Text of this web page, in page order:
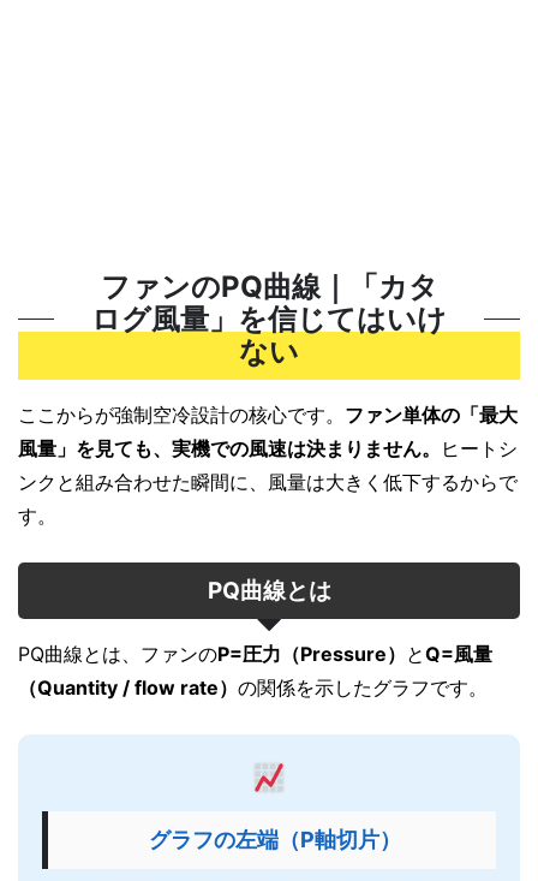
ファンのPQ曲線｜「カタ
ログ風量」を信じてはいけ
ない
ここからが強制空冷設計の核心です。 ファン単体の「最大
風量」を見ても、実機での風速は決まりません。
ヒートシ
ンクと組み合わせた瞬間に、風量は大きく低下するからで
す。
PQ曲線とは
PQ曲線とは、ファンのP=圧力（Pressure） とQ=風量
（Quantity / flow rate） の関係を示したグラフです。
グラフの左端（P軸切片）